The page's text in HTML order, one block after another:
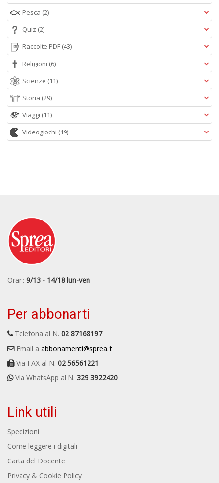
Pesca (2)
Quiz (2)
Raccolte PDF (43)
Religioni (6)
Scienze (11)
Storia (29)
Viaggi (11)
Videogiochi (19)
Orari: 9/13 - 14/18 lun-ven
Per abbonarti
Telefona al N. 02 87168197
Email a abbonamenti@sprea.it
Via FAX al N. 02 56561221
Via WhatsApp al N. 329 3922420
Link utili
Spedizioni
Come leggere i digitali
Carta del Docente
Privacy & Cookie Policy